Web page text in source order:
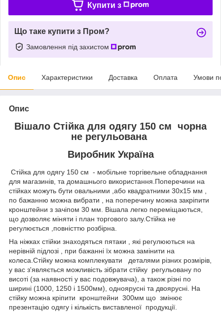
Купити з
Що таке купити з Пром?
Замовлення під захистом
Опис Характеристики Доставка Оплата Умови
Опис
Вішало Стійка для одягу 150 см чорна
не регульована
Виробник Україна
Стійка для одягу 150 см - мобільне торгівельне обладнання
для магазинів, та домашнього використання.Поперечини на
стійках можуть бути овальними ,або квадратними 30х15 мм ,
по бажанню можна вибрати , на поперечину можна закріпити
кронштейни з зачіпом 30 мм. Вішала легко переміщаються,
що дозволяє міняти і план торгового залу.Стійка не
регулюється ,повністтю розбірна.
На ніжках стійки знаходяться пятаки , які регулюються на
нерівній підлозі , при бажанні їх можна замінити на
колеса.Стійку можна комплекувати деталями різних розмірів,
у вас з'являється можливість зібрати стійку регульовану по
висоті (за наявності у вас подовжувача), а також різні по
ширині (1000, 1250 і 1500мм), одноярусні та двоярусні. На
стійку можна кріпити кронштейни 300мм що змінює
презентацію одягу і кількість виставленої продукції.